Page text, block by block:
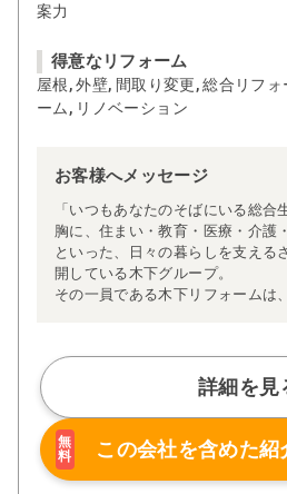
案力
得意なリフォーム
屋根, 外壁, 間取り変更, 総合リフ
ーム, リノベーション
お客様へメッセージ
「いつもあなたのそばにいる総合
胸に、住まい・教育・医療・介護
といった、日々の暮らしを支える
開している木下グループ。
その一員である木下リフォームは
す。住まいに関する豊富な知識と
ご相談いただける体制を整えてい
私たちが大切にしているのは、お
ったご提案です。あらかじめ決ま
く、「何に困っているのか」「ど
か」など、お客様のお話を丁寧に
に合わせたリフォームプランをオ
詳細を見
無
料
この会社を含めた紹